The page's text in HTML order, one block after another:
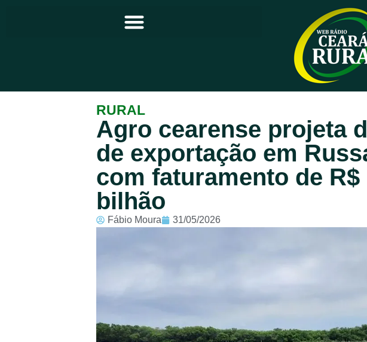
Principal
Notícias
Programação
Equipe
Contato
Sobre
RURAL
Agro cearense projeta
de exportação em
com faturamento de R$
bilhão
Fábio Moura 31/05/2026